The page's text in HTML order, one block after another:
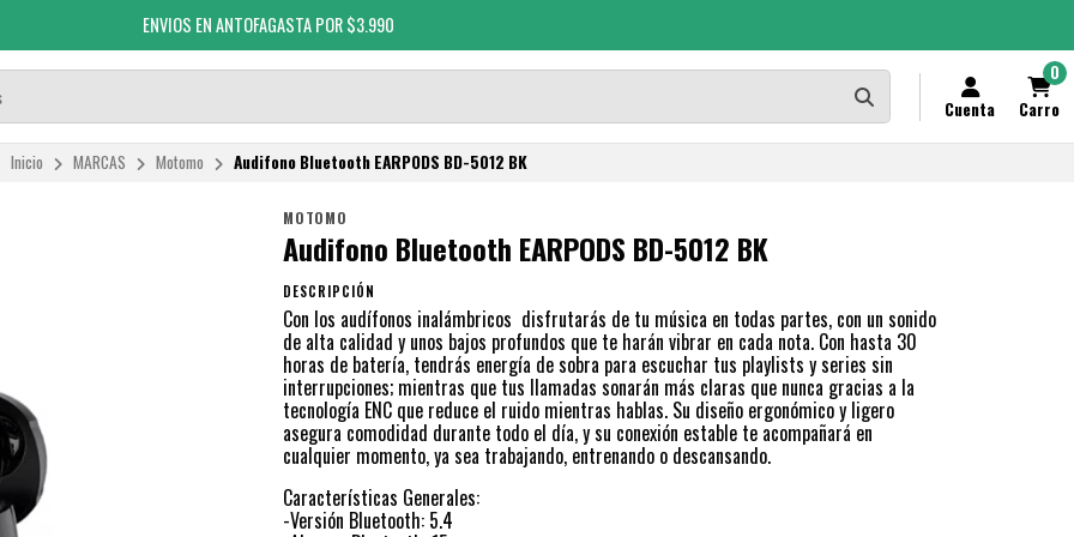
ENVIOS EN ANTOFAGASTA POR $3.990
Cuenta
0
Carro
Inicio MARCAS Motomo Audifono Bluetooth EARPODS BD-5012 BK
MOTOMO
Audifono Bluetooth EARPODS BD-5012 BK
DESCRIPCIÓN
Con los audífonos inalámbricos disfrutarás de tu música en todas partes, con un sonido
de alta calidad y unos bajos profundos que te harán vibrar en cada nota. Con hasta 30
horas de batería, tendrás energía de sobra para escuchar tus playlists y series sin
interrupciones; mientras que tus llamadas sonarán más claras que nunca gracias a la
tecnología ENC que reduce el ruido mientras hablas. Su diseño ergonómico y ligero
asegura comodidad durante todo el día, y su conexión estable te acompañará en
cualquier momento, ya sea trabajando, entrenando o descansando.
Características Generales:
-Versión Bluetooth: 5.4